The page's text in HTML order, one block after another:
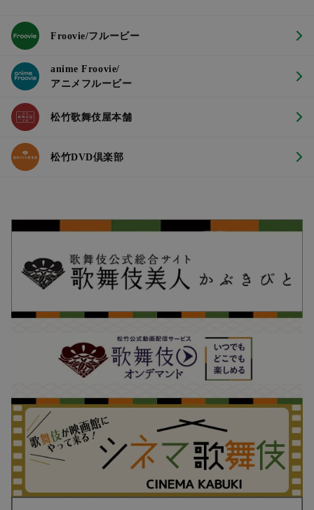
Froovie/フルービー
anime Froovie/
アニメフルービー
松竹歌舞伎屋本舗
松竹DVD倶楽部